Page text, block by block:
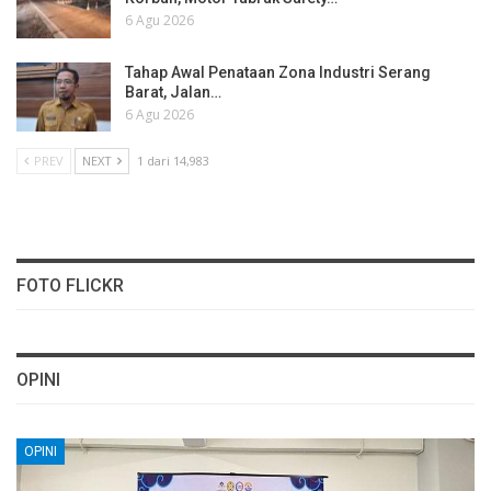
6 Agu 2026
Tahap Awal Penataan Zona Industri Serang
Barat, Jalan…
6 Agu 2026
PREV NEXT 1 dari 14,983
FOTO FLICKR
OPINI
OPINI